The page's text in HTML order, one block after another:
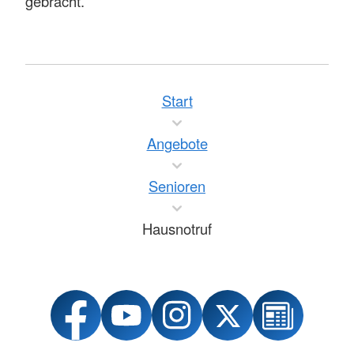
Start
Angebote
Senioren
Hausnotruf